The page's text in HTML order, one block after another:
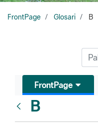
FrontPage Glosari B
FrontPage
B